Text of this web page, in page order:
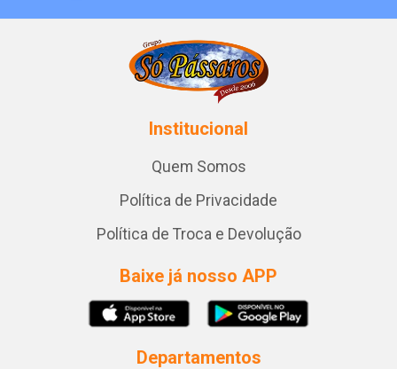
Institucional
Quem Somos
Política de Privacidade
Política de Troca e Devolução
Baixe já nosso APP
Departamentos